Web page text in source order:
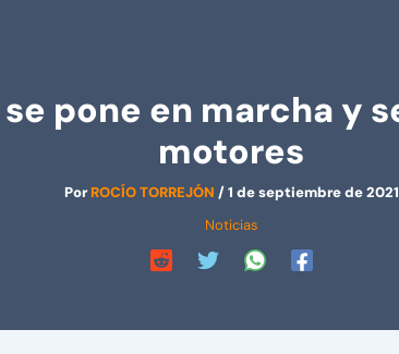
pone en marcha y
motores
PorROCÍO TORREJÓN /1 de septiembre de 2021
Noticias